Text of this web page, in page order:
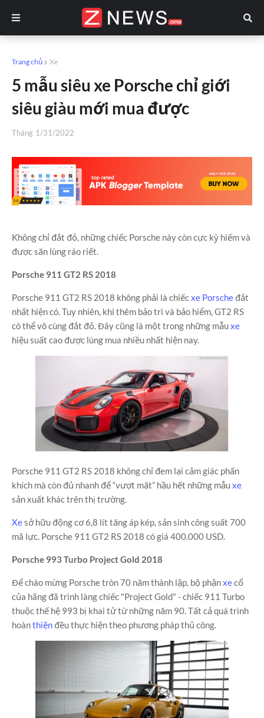
Trang chủ Xe
5 mẫu siêu xe Porsche chỉ giới
siêu giàu mới mua được
Tháng 1/31/2022
Không chỉ đắt đỏ, những chiếc Porsche này còn cực kỳ hiếm và
được săn lùng ráo riết.
Porsche 911 GT2 RS 2018
Porsche 911 GT2 RS 2018 không phải là chiếcxe Porsche đắt
nhất hiện có. Tuy nhiên, khi thêm bảo trì và bảo hiểm, GT2 RS
có thể vô cùng đắt đỏ. Đây cũng là một trong những mẫuxe
hiệu suất cao được lùng mua nhiều nhất hiện nay.
Porsche 911 GT2 RS 2018 không chỉ đem lại cảm giác phấn
khích mà còn đủ nhanh để “vượt mặt” hầu hết những mẫuxe
sản xuất khác trên thị trường.
Xesở hữu động cơ 6,8 lít tăng áp kép, sản sinh công suất 700
mã lực. Porsche 911 GT2 RS 2018 có giá 400.000 USD.
Porsche 993 Turbo Project Gold 2018
Để chào mừng Porsche tròn 70 năm thành lập, bộ phậnxecổ
của hãng đã trình làng chiếc "Project Gold" - chiếc 911 Turbo
thuộc thế hệ 993 bị khai tử từ những năm 90. Tất cả quá trình
hoànthiện đều thực hiện theo phương pháp thủ công.